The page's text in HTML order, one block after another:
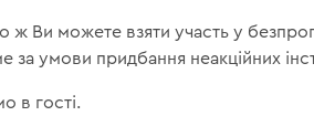
ж Ви можете взяти участь у
за умови придбання неакційних
в гості.